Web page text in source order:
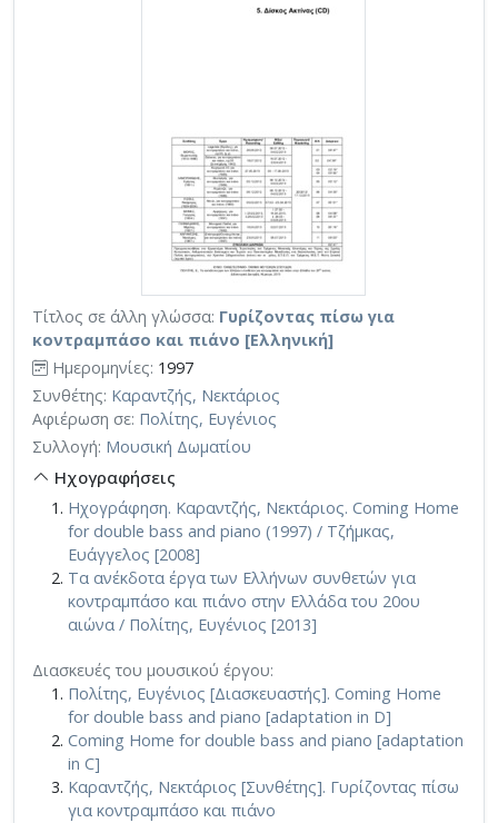
Τίτλος σε άλλη γλώσσα: Γυρίζοντας πίσω για
κοντραμπάσο και πιάνο [Ελληνική]
Ημερομηνίες: 1997
Συνθέτης: Καραντζής, Νεκτάριος
Αφιέρωση σε: Πολίτης, Ευγένιος
Συλλογή: Μουσική Δωματίου
Ηχογραφήσεις
Ηχογράφηση. Καραντζής, Νεκτάριος. Coming Home
for double bass and piano (1997) / Τζήμκας,
Ευάγγελος [2008]
Τα ανέκδοτα έργα των Ελλήνων συνθετών για
κοντραμπάσο και πιάνο στην Ελλάδα του 20ου
αιώνα / Πολίτης, Ευγένιος [2013]
Διασκευές του μουσικού έργου:
Πολίτης, Ευγένιος [Διασκευαστής]. Coming Home
for double bass and piano [adaptation in D]
Coming Home for double bass and piano [adaptation
in C]
Καραντζής, Νεκτάριος [Συνθέτης]. Γυρίζοντας πίσω
για κοντραμπάσο και πιάνο